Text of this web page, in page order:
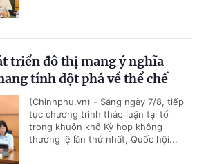
triển đô thị mang ý nghĩa
tính đột phá về thể chế
(Chinhphu.vn) - Sáng ngày 7/8, tiếp
tục chương trình thảo luận tại tổ
trong khuôn khổ Kỳ họp không
thường lệ lần thứ nhất, Quốc hội...